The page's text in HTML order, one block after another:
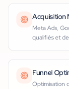
Acquisition
Meta Ads,
qualifiés et
Funnel
Optimisation